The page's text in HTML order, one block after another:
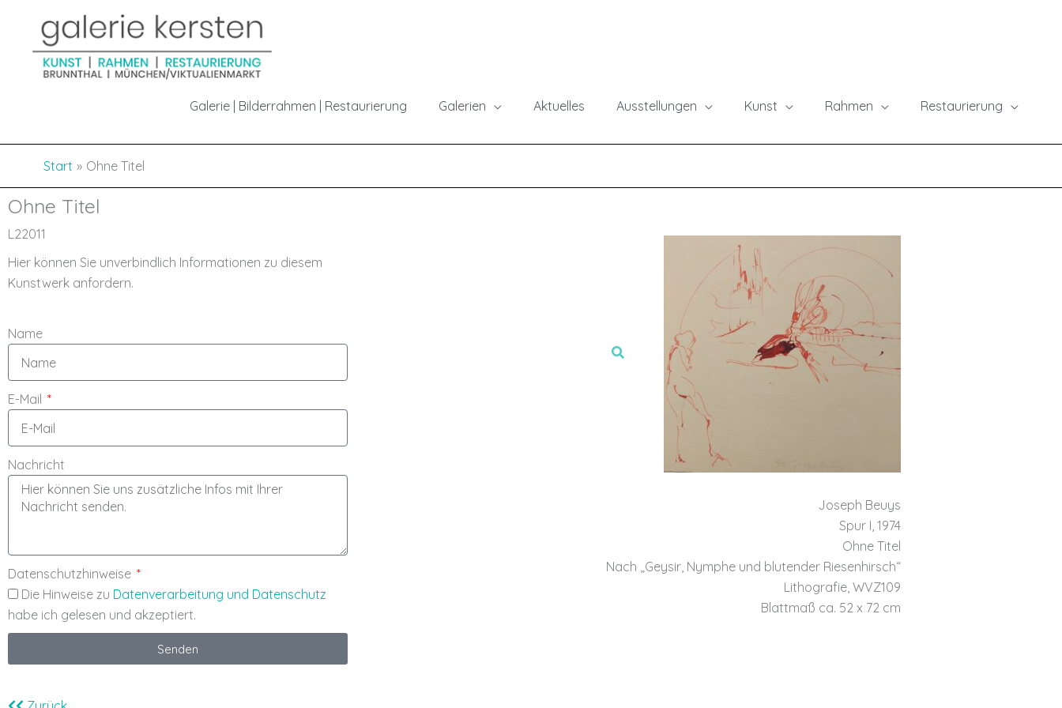
springen
springen
Galerie | Bilderrahmen | Restaurierung Galerien Aktuelles Ausstellungen Kunst Rahmen Restaurierung
Start Ohne Titel
Ohne Titel
L22011
Hier können Sie unverbindlich Informationen zu diesem
Kunstwerk anfordern.
Name
E-Mail
Nachricht
Datenschutzhinweise
Die Hinweise zu Datenverarbeitung und Datenschutz
habe ich gelesen und akzeptiert.
Senden
Joseph Beuys
Spur I, 1974
Ohne Titel
Nach „Geysir, Nymphe und blutender Riesenhirsch“
Lithografie, WVZ109
Blattmaß ca. 52 x 72 cm